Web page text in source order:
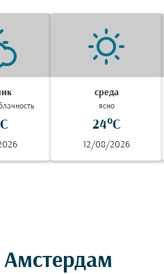
среда
ясно
24°C
12/08/2026
Амстердам